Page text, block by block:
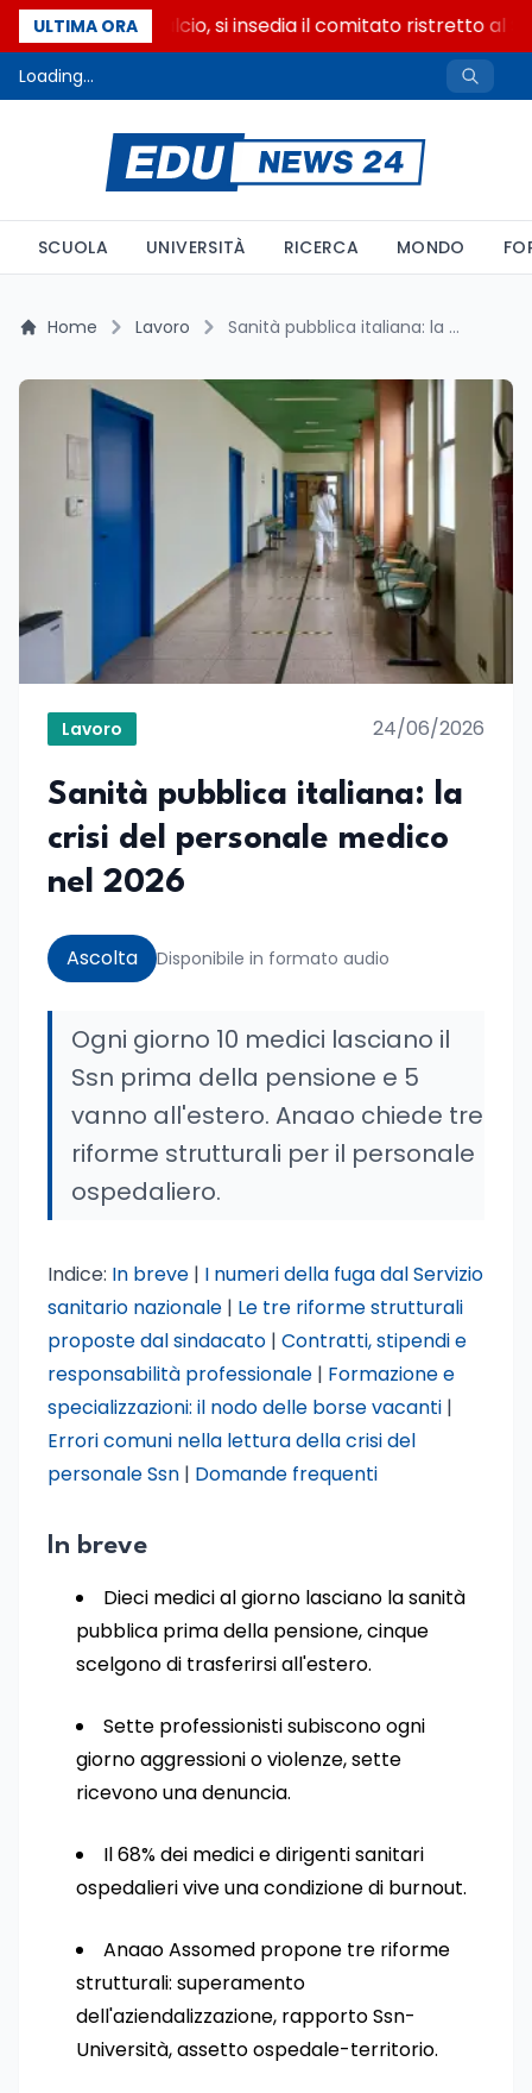
ULTIMA ORA
Riforma del calcio, si insedia il comitato ristretto al
Loading...
SCUOLA UNIVERSITÀ RICERCA MONDO
Home Lavoro Sanità pubblica italiana: la crisi del personale medico nel 2026
Lavoro 24/06/2026
Sanità pubblica italiana: la
crisi del personale medico
nel 2026
Ascolta Disponibile in formato audio
Ogni giorno 10 medici lasciano il
Ssn prima della pensione e 5
vanno all'estero. Anaao chiede tre
riforme strutturali per il personale
ospedaliero.
Indice: In breve | I numeri della fuga dal Servizio
sanitario nazionale | Le tre riforme strutturali
proposte dal sindacato | Contratti, stipendi e
responsabilità professionale | Formazione e
specializzazioni: il nodo delle borse vacanti |
Errori comuni nella lettura della crisi del
personale Ssn | Domande frequenti
In breve
Dieci medici al giorno lasciano la sanità
pubblica prima della pensione, cinque
scelgono di trasferirsi all'estero.
Sette professionisti subiscono ogni
giorno aggressioni o violenze, sette
ricevono una denuncia.
Il 68% dei medici e dirigenti sanitari
ospedalieri vive una condizione di burnout.
Anaao Assomed propone tre riforme
strutturali: superamento
dell'aziendalizzazione, rapporto Ssn-
Università, assetto ospedale-territorio.